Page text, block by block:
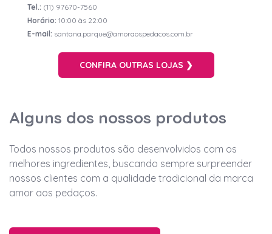
Tel.: (11) 97670-7560
Horário: 10:00 às 22:00
E-mail: santana.parque@amoraospedacos.com.br
CONFIRA OUTRAS LOJAS ❯
Alguns dos nossos produtos
Todos nossos produtos são desenvolvidos com os
melhores ingredientes, buscando sempre surpreender
nossos clientes com a qualidade tradicional da marca
amor aos pedaços.